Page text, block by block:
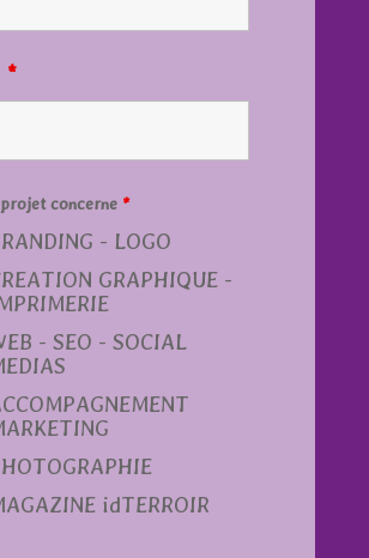
*
concerne *
- LOGO
GRAPHIQUE -
- SEO - SOCIAL
idTERROIR